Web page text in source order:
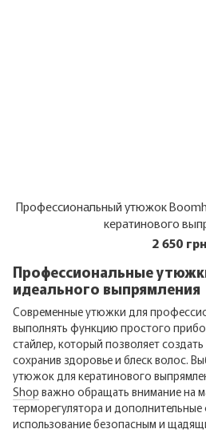
Профессиональный утюжок
кератинового
2 650 грн
Профессиональные
идеального выпрямления
Современные утюжки для
выполнять функцию простого
стайлер, который позволяет
сохранив здоровье и блеск волос.
утюжок для кератинового
Shop важно обращать внимание на
терморегулятора и
использование безопасным и